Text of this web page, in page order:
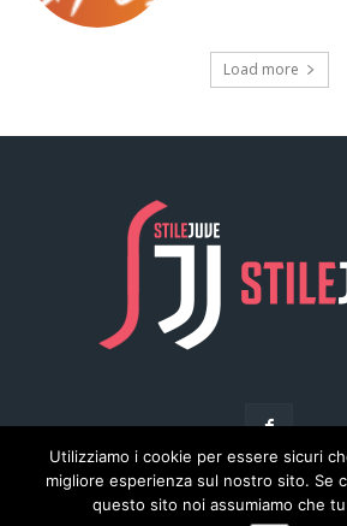
Load more
Utilizziamo i cookie per essere sicuri
migliore esperienza sul nostro sito. Se
questo sito noi assumiamo che